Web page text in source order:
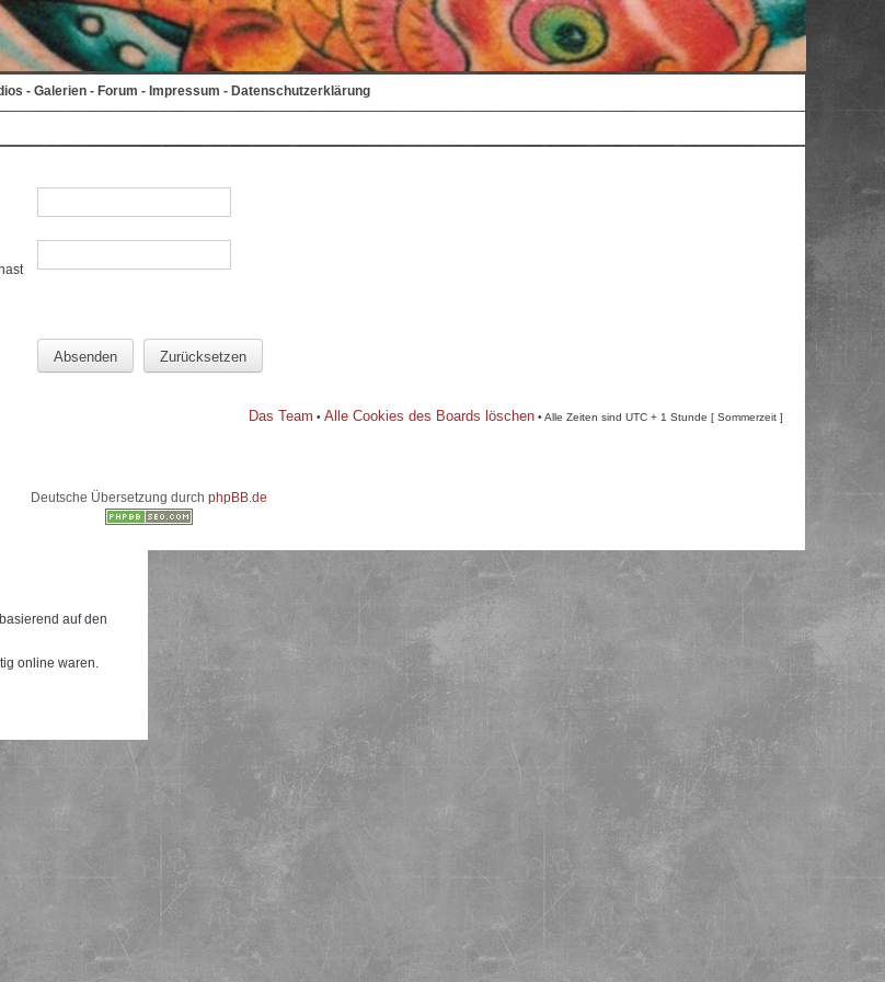
- Galerien - Forum - Impressum - Datenschutzerklärung
Das Team • Alle Cookies des Boards löschen • Alle Zeiten sind UTC + 1 Stunde [ Sommerzeit ]
Deutsche Übersetzung durch phpBB.de
auf den
online waren.